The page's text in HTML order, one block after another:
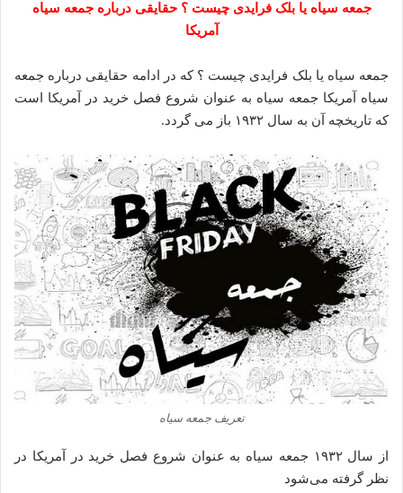
جمعه سیاه یا بلک فرایدی چیست ؟ حقایقی درباره جمعه سیاه
آمریکا
جمعه سیاه یا بلک فرایدی چیست ؟ که در ادامه حقایقی درباره جمعه
سیاه آمریکا جمعه سیاه به عنوان شروع فصل خرید در آمریکا است
که تاریخچه آن به سال ۱۹۳۲ باز می‌ گردد.
تعریف جمعه سیاه
از سال ۱۹۳۲ جمعه سیاه به عنوان شروع فصل خرید در آمریکا در
نظر گرفته می‌شود